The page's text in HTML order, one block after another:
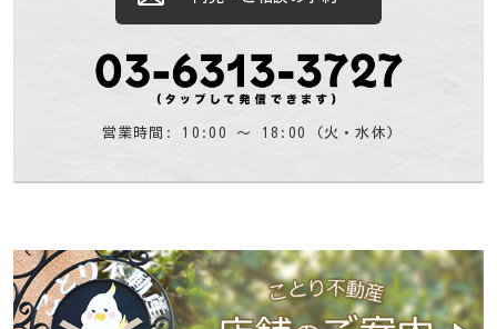
営業時間: 10:00 〜 18:00 (火・水休)